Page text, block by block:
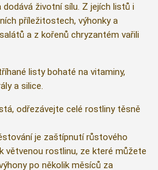
dodává životní sílu. Z jejích listů i
příležitostech, výhonky a
a z kořenů chryzantém vařili
listy bohaté na vitaminy,
a silice.
odřezávejte celé rostliny těsně
je zaštípnutí růstového
větvenou rostlinu, ze které můžete
po několik měsíců za